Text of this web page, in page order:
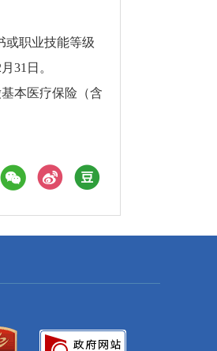
或职业技能等级
31日。
本医疗保险（含